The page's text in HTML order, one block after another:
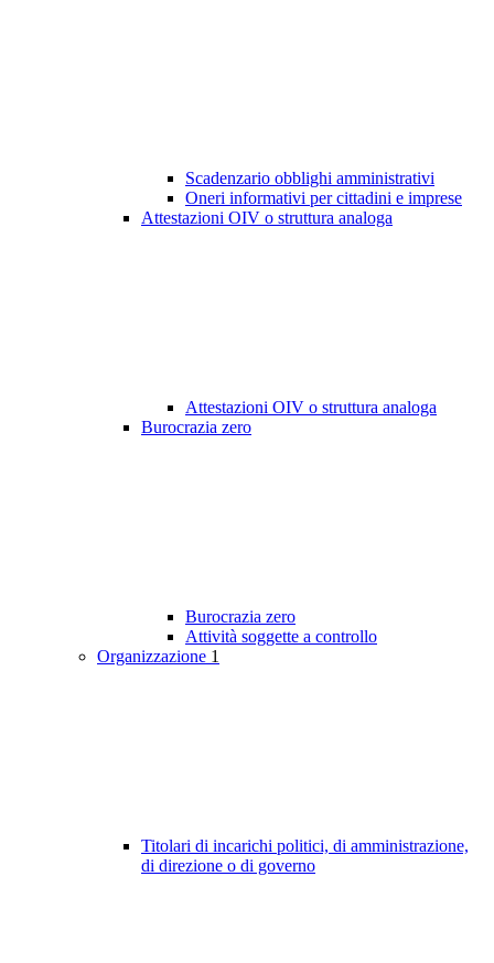
Scadenzario obblighi amministrativi
Oneri informativi per cittadini e imprese
Attestazioni OIV o struttura analoga
Attestazioni OIV o struttura analoga
Burocrazia zero
Burocrazia zero
Attività soggette a controllo
Organizzazione 1
Titolari di incarichi politici, di amministrazione,
di direzione o di governo